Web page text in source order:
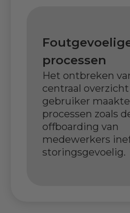
processen
Het ontbreken
centraal
gebruiker maakte
processen zoals
offboarding van
medewerkers
storingsgevoelig.